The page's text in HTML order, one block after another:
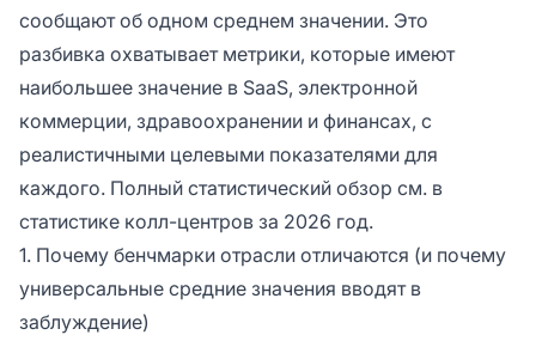
сообщают об одном среднем значении. Это
разбивка охватывает метрики, которые имеют
наибольшее значение в SaaS, электронной
коммерции, здравоохранении и финансах, с
реалистичными целевыми показателями для
каждого. Полный статистический обзор см. в
статистике колл-центров за 2026 год.
1. Почему бенчмарки отрасли отличаются (и почему
универсальные средние значения вводят в
заблуждение)